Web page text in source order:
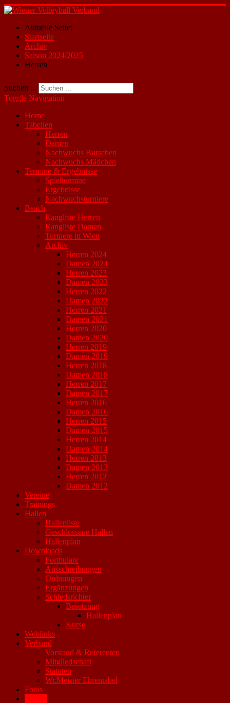
Aktuelle Seite:
Startseite
Archiv
Saison 2024/2025
Herren
Suchen ...
Toggle Navigation
Home
Tabellen
Herren
Damen
Nachwuchs Burschen
Nachwuchs Mädchen
Termine & Ergebnisse
Spieltermine
Ergebnisse
Nachwuchsturniere
Beach
Rangliste Herren
Rangliste Damen
Turniere in Wien
Archiv
Herren 2024
Damen 2024
Herren 2023
Damen 2023
Herren 2022
Damen 2022
Herren 2021
Damen 2021
Herren 2020
Damen 2020
Herren 2019
Damen 2019
Herren 2018
Damen 2018
Herren 2017
Damen 2017
Herren 2016
Damen 2016
Herren 2015
Damen 2015
Herren 2014
Damen 2014
Herren 2013
Damen 2013
Herren 2012
Damen 2012
Vereine
Trainings
Hallen
Hallenliste
Geschlossene Hallen
Hallenplan
Downloads
Formulare
Ausschreibungen
Ordnungen
Ergänzungen
Schiedsrichter
Besetzung
Hallenplan
Kurse
Weblinks
Verband
Vorstand & Referenten
Mitgliedschaft
Statuten
Wr.Meister Ehrentabel
Fotos